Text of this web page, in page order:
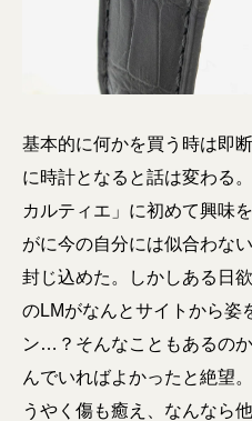
基本的に何かを買う時は即
に時計となると話は変わる
カルティエ」に初めて興味
がに今の自分には似合わな
封じ込めた。しかしある日
のLMがなんとサイトから姿
ン…？そんなこともあるの
んでいればよかったと絶望
うやく傷も癒え、なんなら